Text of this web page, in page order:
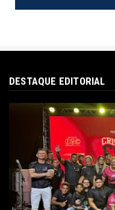
DESTAQUE EDITORIAL